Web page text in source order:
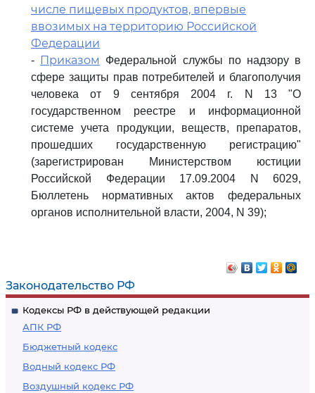
Законодательство РФ
Кодексы РФ в действующей редакции
АПК РФ
Бюджетный кодекс
Водный кодекс РФ
Воздушный кодекс РФ
числе пищевых продуктов, впервые
ввозимых на территорию Российской
Федерации
- Приказом
Федеральной службы по надзору в
сфере защиты прав потребителей и благополучия
человека от 9 сентября 2004 г. N 13 "О
государственном реестре и информационной
системе учета продукции, веществ, препаратов,
прошедших государственную регистрацию"
(зарегистрирован Министерством юстиции
Российской Федерации 17.09.2004 N 6029,
Бюллетень нормативных актов федеральных
органов исполнительной власти, 2004, N 39);